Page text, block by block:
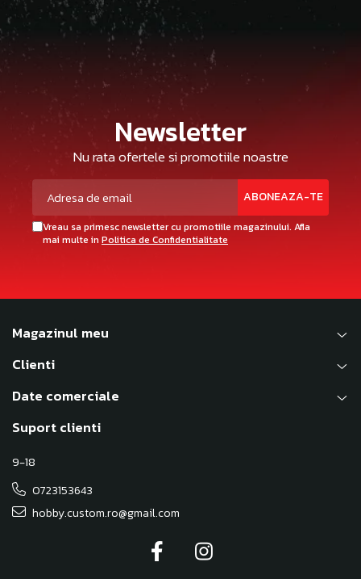
Newsletter
Nu rata ofertele si promotiile noastre
Vreau sa primesc newsletter cu promotiile magazinului. Afla
mai multe in Politica de Confidentialitate
Magazinul meu
Clienti
Date comerciale
Suport clienti
9-18
0723153643
hobby.custom.ro@gmail.com